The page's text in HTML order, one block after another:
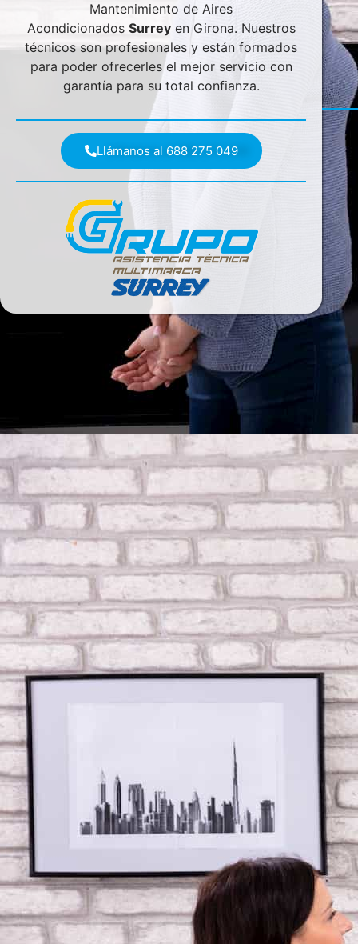
Mantenimiento de Aires
Acondicionados Surreyen Girona. Nuestros
técnicos son profesionales y están formados
para poder ofrecerles el mejor servicio con
garantía para su total confianza.
Llámanos al 688 275 049